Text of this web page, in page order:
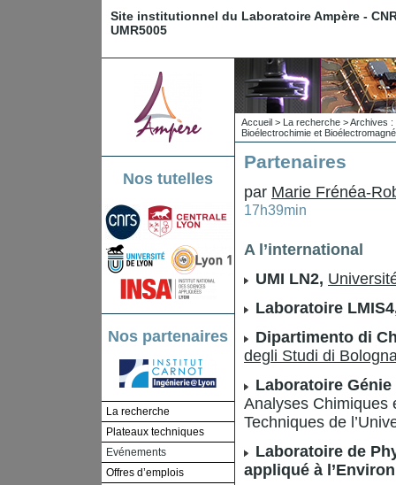
Site institutionnel du Laboratoire Ampère -
UMR5005
Nos tutelles
Nos partenaires
La recherche
Plateaux techniques
Evénements
Offres d’emplois
Accueil > La recherche >Archives :
Bioélectrochimie et
Partenaires
par Marie Frénéa-
17h39min
A l’international
UMI LN2,
Laboratoire
Dipartimento di
degli Studi di
Laboratoire
Analyses Chimiques
Techniques de
Laboratoire de
appliqué à